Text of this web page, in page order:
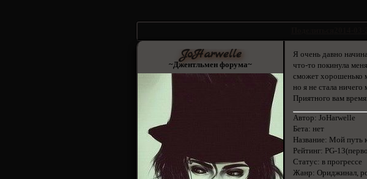
JoHarwelle
~Джентльмен форума~
Я очень давно
что-то покинула
сможет хорошенько
но я не стала
Приятного вам
Автор: JoHarwelle
Бета: нет
Название: Мой путь
Рейтинг: PG-
Статус: в прогрессе
Жанр: Ориджинал,